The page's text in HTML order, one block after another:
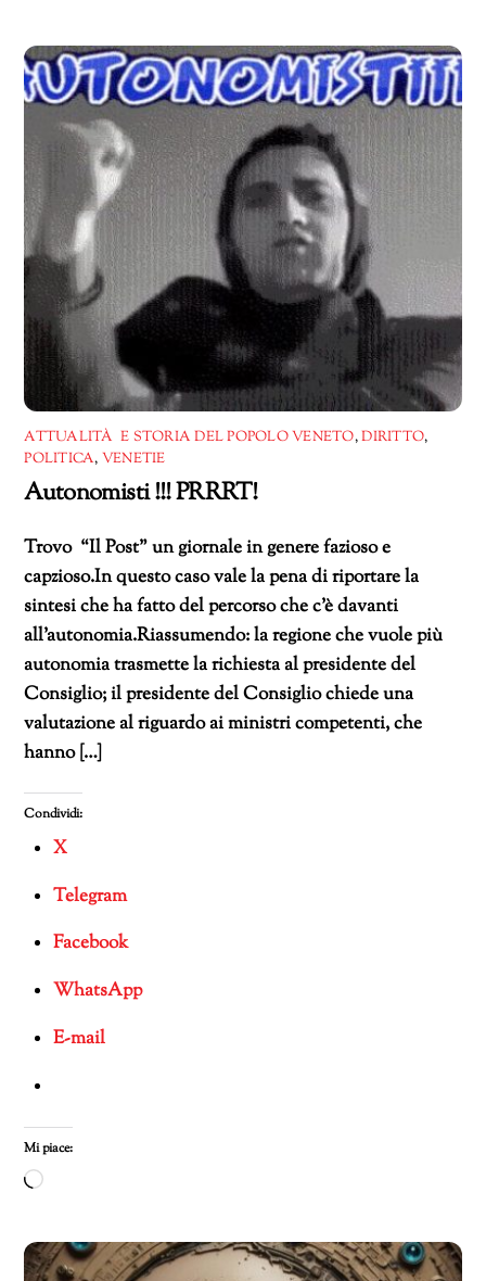
corso…
ATTUALITÀ E STORIA DEL POPOLO VENETO,DIRITTO,
POLITICA, VENETIE
Autonomisti !!! PRRRT!
Trovo “Il Post” un giornale in genere fazioso e
capzioso.In questo caso vale la pena di riportare la
sintesi che ha fatto del percorso che c’è davanti
all’autonomia.Riassumendo: la regione che vuole più
autonomia trasmette la richiesta al presidente del
Consiglio; il presidente del Consiglio chiede una
valutazione al riguardo ai ministri competenti, che
hanno […]
Condividi:
X
Telegram
Facebook
WhatsApp
E-mail
Mi piace:
Caricamento
corso…